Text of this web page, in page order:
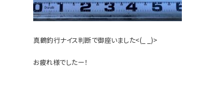
真鶴釣行ナイス判断で御座いました<(_ _)>
お疲れ様でしたー！